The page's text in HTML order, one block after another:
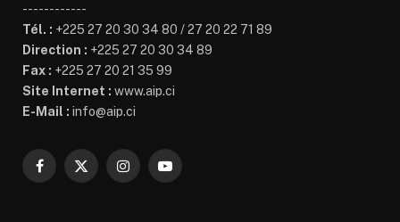
------------
Tél. : +225 27 20 30 34 80 / 27 20 22 71 89
Direction : +225 27 20 30 34 89
Fax : +225 27 20 21 35 99
Site Internet : www.aip.ci
E-Mail : info@aip.ci
Facebook
X
InstagramYouTube